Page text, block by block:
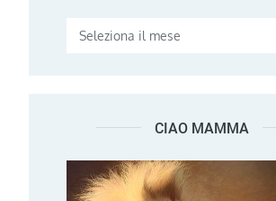
CIAO MAMMA